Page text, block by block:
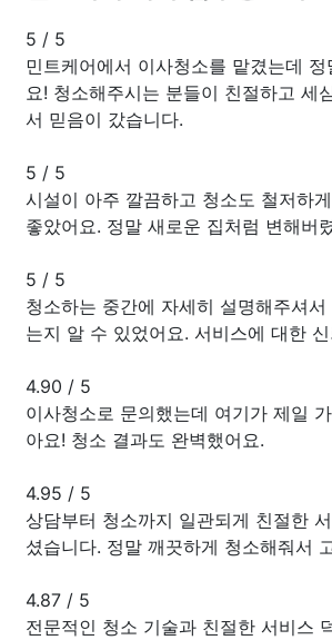
5 / 5
민트케어에서 이사청소를 맡겼는데 정
요! 청소해주시는 분들이 친절하고 세
서 믿음이 갔습니다.
5 / 5
시설이 아주 깔끔하고 청소도 철저하
좋았어요. 정말 새로운 집처럼 변해버
5 / 5
청소하는 중간에 자세히 설명해주셔
는지 알 수 있었어요. 서비스에 대한
4.90 / 5
이사청소로 문의했는데 여기가 제일
아요! 청소 결과도 완벽했어요.
4.95 / 5
상담부터 청소까지 일관되게 친절한
셨습니다. 정말 깨끗하게 청소해줘서
4.87 / 5
전문적인 청소 기술과 친절한 서비스